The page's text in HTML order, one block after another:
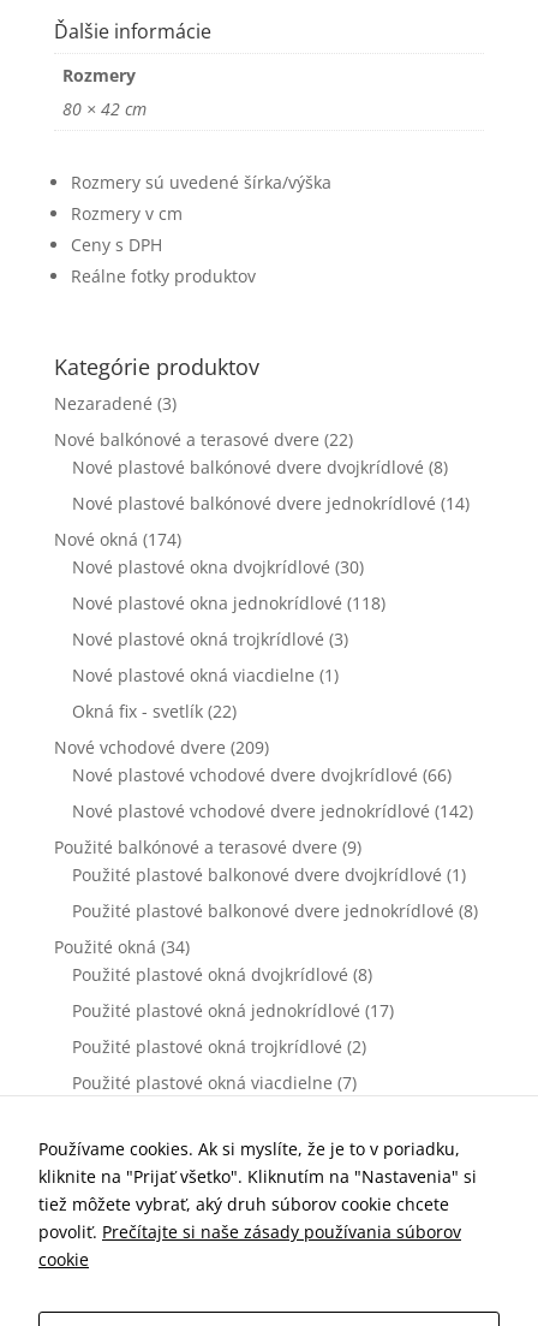
Ďalšie informácie
Rozmery
80 × 42 cm
Rozmery sú uvedené šírka/výška
Rozmery v cm
Ceny s DPH
Reálne fotky produktov
Kategórie produktov
Nezaradené (3)
Nové balkónové a terasové dvere (22)
Nové plastové balkónové dvere dvojkrídlové (8)
Nové plastové balkónové dvere jednokrídlové (14)
Nové okná (174)
Nové plastové okna dvojkrídlové (30)
Nové plastové okna jednokrídlové (118)
Nové plastové okná trojkrídlové (3)
Nové plastové okná viacdielne (1)
Okná fix - svetlík (22)
Nové vchodové dvere (209)
Nové plastové vchodové dvere dvojkrídlové (66)
Nové plastové vchodové dvere jednokrídlové (142)
Použité balkónové a terasové dvere (9)
Použité plastové balkonové dvere dvojkrídlové (1)
Použité plastové balkonové dvere jednokrídlové (8)
Použité okná (34)
Použité plastové okná dvojkrídlové (8)
Použité plastové okná jednokrídlové (17)
Použité plastové okná trojkrídlové (2)
Použité plastové okná viacdielne (7)
Použité plastové vchodové dvere dvojkrídlové (0)
Použité plastové vchodové dvere jednokrídlové (0)
Príslušenstvo k oknám a dverám (77)
Kľučky dverové (10)
Parapety vonkajšie (19)
Používame cookies. Ak si myslíte, že je to v poriadku,
kliknite na "Prijať všetko". Kliknutím na "Nastavenia" si
tiež môžete vybrať, aký druh súborov cookie chcete
povoliť. Prečítajte si naše zásady používania súborov
cookie
stránka počas
najlepšie. Ak
cookie
odmietnete,
a správania
počas návštevy
našej stránky
zvyšujete šancu
prispôsobeného
obsahu a
ponúk.